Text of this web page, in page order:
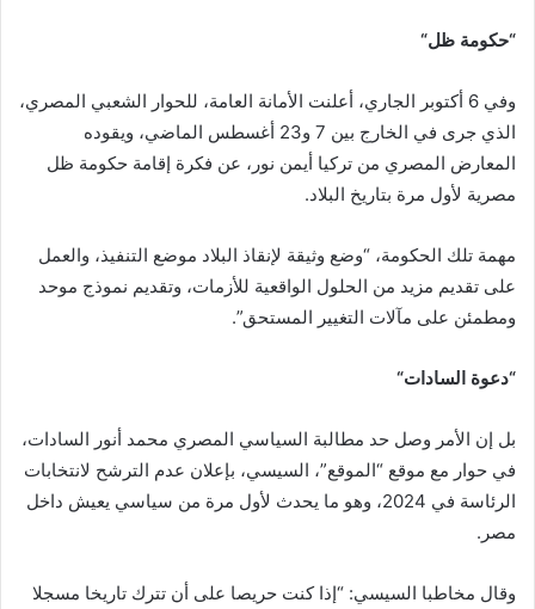
“حكومة ظل“
وفي 6 أكتوبر الجاري، أعلنت الأمانة العامة، للحوار الشعبي المصري،
الذي جرى في الخارج بين 7 و23 أغسطس الماضي، ويقوده
المعارض المصري من تركيا أيمن نور، عن فكرة إقامة حكومة ظل
مصرية لأول مرة بتاريخ البلاد.
مهمة تلك الحكومة، “وضع وثيقة لإنقاذ البلاد موضع التنفيذ، والعمل
على تقديم مزيد من الحلول الواقعية للأزمات، وتقديم نموذج موحد
ومطمئن على مآلات التغيير المستحق”.
“دعوة السادات“
بل إن الأمر وصل حد مطالبة السياسي المصري محمد أنور السادات،
في حوار مع موقع “الموقع”، السيسي، بإعلان عدم الترشح لانتخابات
الرئاسة في 2024، وهو ما يحدث لأول مرة من سياسي يعيش داخل
مصر.
وقال مخاطبا السيسي: “إذا كنت حريصا على أن تترك تاريخا مسجلا